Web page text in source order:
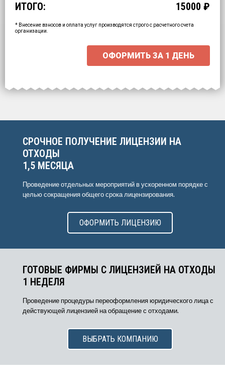
Промежуточный итог: 15000 ₽
Ваша персональна скидка
-15000
ИТОГО: 15000 ₽
* Внесение взносов и оплата услуг производятся строго с расчетного счета
организации.
ОФОРМИТЬ ЗА 1 ДЕНЬ
для начала расчёта.
СРОЧНОЕ ПОЛУЧЕНИЕ ЛИЦЕНЗИИ НА
ОТХОДЫ
1,5 МЕСЯЦА
Проведение отдельных мероприятий в ускоренном порядке с
целью сокращения общего срока лицензирования.
ОФОРМИТЬ ЛИЦЕНЗИЮ
ГОТОВЫЕ ФИРМЫ С ЛИЦЕНЗИЕЙ НА ОТХОДЫ
1 НЕДЕЛЯ
Проведение процедуры переоформления юридического лица с
действующей лицензией на обращение с отходами.
ВЫБРАТЬ КОМПАНИЮ